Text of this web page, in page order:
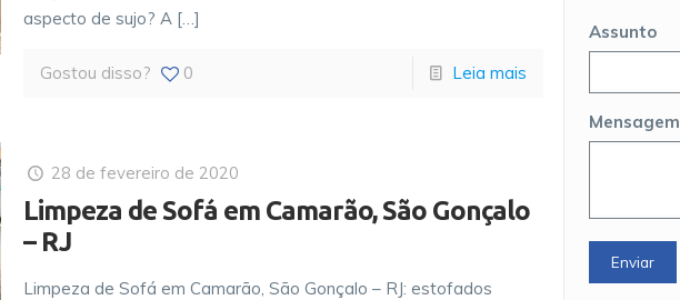
aspecto de sujo? A […]
Gostou disso? 0 Leia mais
28 de fevereiro de 2020
Limpeza de Sofá em Camarão, São Gonçalo
– RJ
Limpeza de Sofá em Camarão, São Gonçalo – RJ: estofados
Assunto
Mensagem